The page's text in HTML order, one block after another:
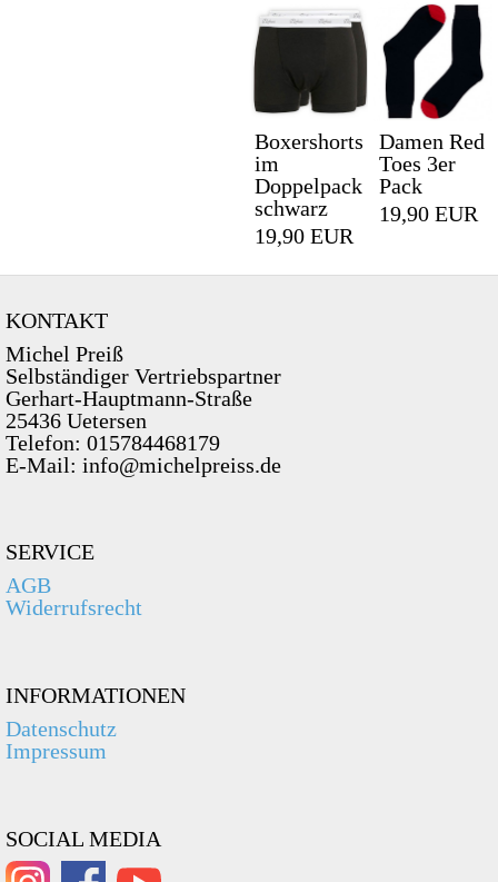
Boxershorts
im
Doppelpack
schwarz
19,90 EUR
Damen Red
Toes 3er
Pack
19,90 EUR
KONTAKT
Michel Preiß
Selbständiger Vertriebspartner
Gerhart-Hauptmann-Straße
25436 Uetersen
Telefon: 015784468179
E-Mail: info@michelpreiss.de
SERVICE
AGB
Widerrufsrecht
INFORMATIONEN
Datenschutz
Impressum
SOCIAL MEDIA